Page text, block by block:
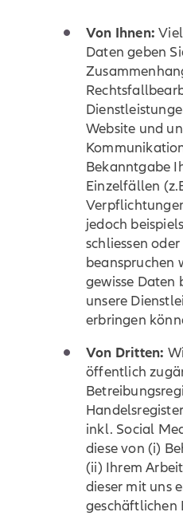
Von Ihnen:
Daten geben
Website und
Bekanntgabe
Einzelfällen
jedoch
schliessen
beanspruchen
gewisse Daten
unsere
erbringen
Von Dritten:
öffentlich
inkl. Social
diese von (i)
(ii) Ihrem
dieser mit uns
geschäftlichen